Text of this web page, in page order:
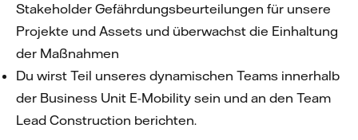
Stakeholder Gefährdungsbeurteilungen für unsere
Projekte und Assets und überwachst die Einhaltung
der Maßnahmen
Du wirst Teil unseres dynamischen Teams innerhalb
der Business Unit E-Mobility sein und an den Team
Lead Construction berichten.